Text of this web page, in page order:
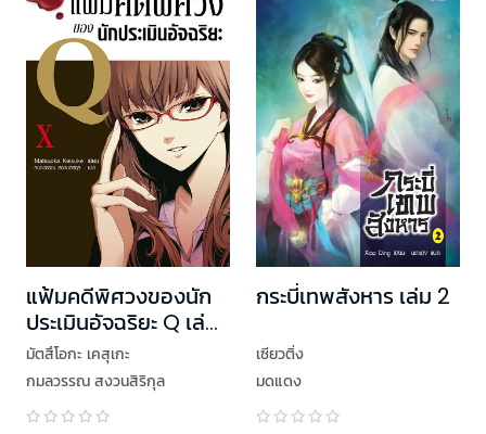
แฟ้มคดีพิศวงของนัก
ประเมินอัจฉริยะ Q เล่ม
10
มัตสึโอกะ เคสุเกะ
กมลวรรณ สงวนสิริกุล
กระบี่เทพสังหาร เล่ม 2
เซียวติ่ง
มดแดง